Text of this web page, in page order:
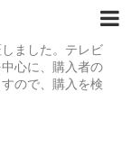
ました。テレビ
心に、購入者の
ので、購入を検